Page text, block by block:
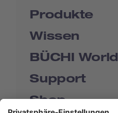
Produkte
Wissen
BÜCHI World
Support
Shop